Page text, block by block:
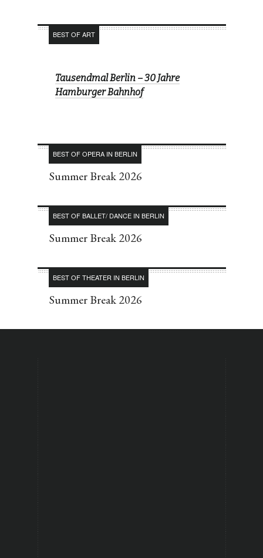
BEST OF ART
Tausendmal Berlin – 30 Jahre
Hamburger Bahnhof
BEST OF OPERA IN BERLIN
Summer Break 2026
BEST OF BALLET/ DANCE IN BERLIN
Summer Break 2026
BEST OF THEATER IN BERLIN
Summer Break 2026